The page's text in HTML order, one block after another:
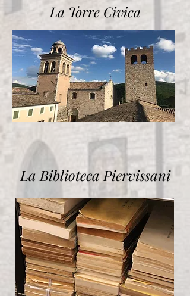
La Torre Civica
La Biblioteca Piervissani